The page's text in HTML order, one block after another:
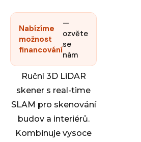
Nabízíme
možnost
financování
—
ozvěte
se
nám
Ruční 3D LiDAR
skener s real-time
SLAM pro skenování
budov a interiérů.
Kombinuje vysoce